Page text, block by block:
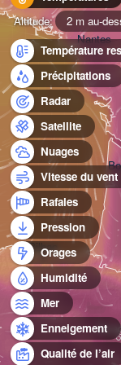
Altitude:
2 m au-
Température
Précipitations
Radar
Satellite
Nuages
Vitesse du vent
Rafales
Pression
Orages
Humidité
Mer
Enneigement
Qualité de l’air
Nantes
Bilbao